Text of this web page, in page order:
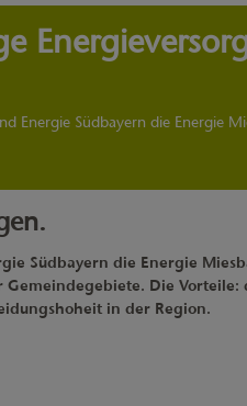
Südbayern die Energie
Südbayern die Energie
Die
in der Region.